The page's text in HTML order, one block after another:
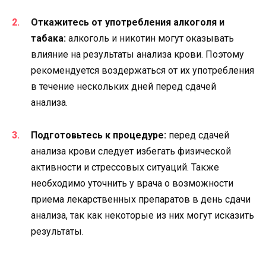
Откажитесь от употребления алкоголя и
табака: алкоголь и никотин могут оказывать
влияние на результаты анализа крови. Поэтому
рекомендуется воздержаться от их употребления
в течение нескольких дней перед сдачей
анализа.
Подготовьтесь к процедуре: перед сдачей
анализа крови следует избегать физической
активности и стрессовых ситуаций. Также
необходимо уточнить у врача о возможности
приема лекарственных препаратов в день сдачи
анализа, так как некоторые из них могут исказить
результаты.